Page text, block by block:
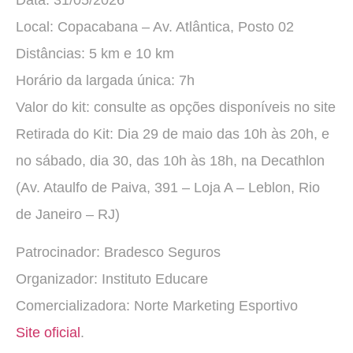
Local: Copacabana – Av. Atlântica, Posto 02
Distâncias: 5 km e 10 km
Horário da largada única: 7h
Valor do kit: consulte as opções disponíveis no site
Retirada do Kit: Dia 29 de maio das 10h às 20h, e
no sábado, dia 30, das 10h às 18h, na Decathlon
(Av. Ataulfo de Paiva, 391 – Loja A – Leblon, Rio
de Janeiro – RJ)
Patrocinador: Bradesco Seguros
Organizador: Instituto Educare
Comercializadora: Norte Marketing Esportivo
Site oficial .